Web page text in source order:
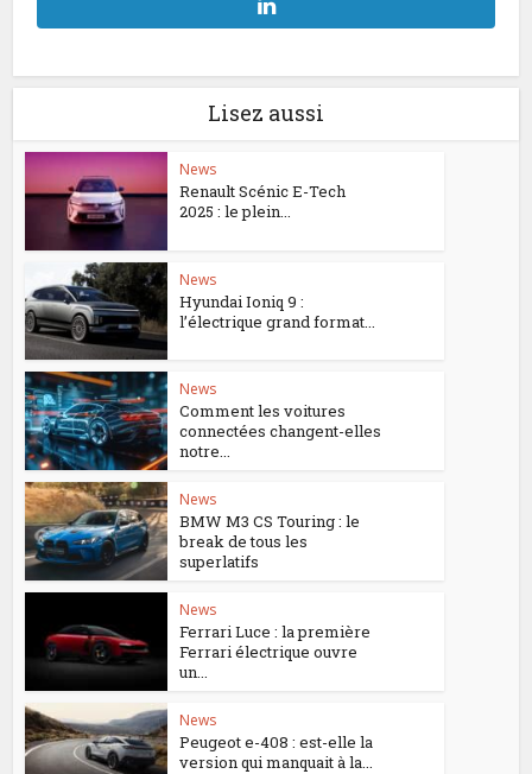
Lisez aussi
News
Renault Scénic E-Tech
2025 : le plein...
News
Hyundai Ioniq 9 :
l’électrique grand format...
News
Comment les voitures
connectées changent-elles
notre...
News
BMW M3 CS Touring : le
break de tous les
superlatifs
News
Ferrari Luce : la première
Ferrari électrique ouvre
un...
News
Peugeot e-408 : est-elle la
version qui manquait à la...